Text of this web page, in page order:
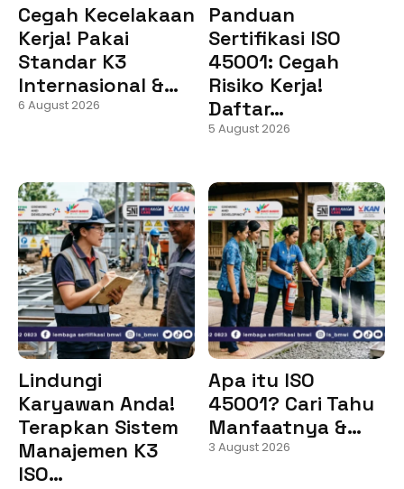
Cegah Kecelakaan
Kerja! Pakai
Standar K3
Internasional &…
6 August 2026
Panduan
Sertifikasi ISO
45001: Cegah
Risiko Kerja!
Daftar…
5 August 2026
Lindungi
Karyawan Anda!
Terapkan Sistem
Manajemen K3
ISO…
Apa itu ISO
45001? Cari Tahu
Manfaatnya &…
3 August 2026